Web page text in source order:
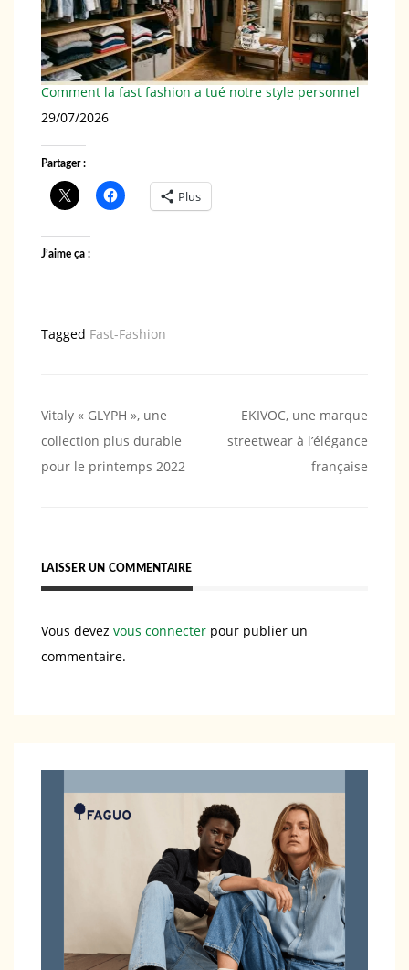
Comment la fast fashion a tué notre style personnel
Date
29/07/2026
Partager :
Plus
J’aime ça :
Tagged Fast-Fashion
Navigation
de
l’article
Vitaly « GLYPH », une
collection plus durable
pour le printemps 2022
EKIVOC, une marque
streetwear à l’élégance
française
LAISSER UN COMMENTAIRE
Vous devez vous connecter pour publier un
commentaire.